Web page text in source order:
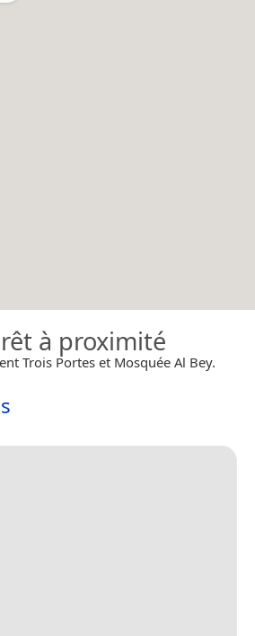
à proximité
Trois Portes et Mosquée Al Bey.